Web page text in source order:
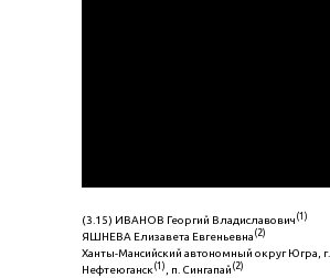
(3.15) ИВАНОВ Георгий Владиславович (1)
ЯШНЕВА Елизавета Евгеньевна (2)
Ханты-Мансийский автономный округ Югра, г.
Нефтеюганск (1) , п. Сингапай (2)